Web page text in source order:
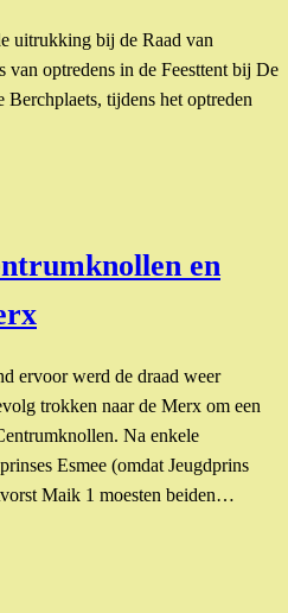
uitrukking bij de Raad van
van optredens in de Feesttent bij De
tijdens het optreden
en
ervoor werd de draad weer
trokken naar de Merx om een
Na enkele
Esmee (omdat Jeugdprins
Maik 1 moesten beiden…